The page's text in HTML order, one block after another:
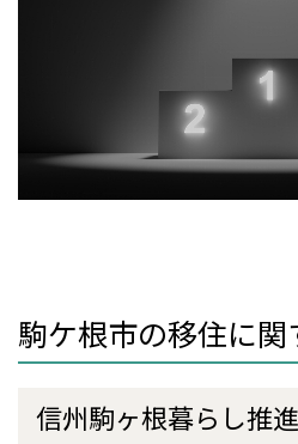
駒ケ根市の移住に
信州駒ヶ根暮らし推